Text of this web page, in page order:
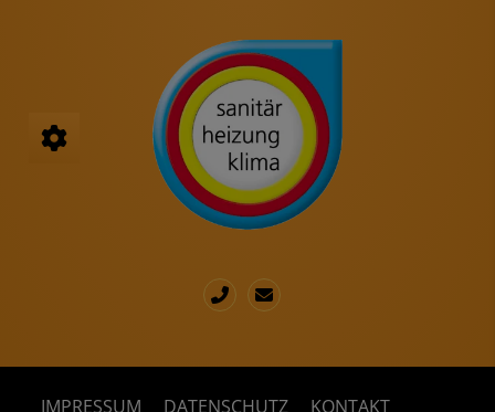
IMPRESSUM DATENSCHUTZ KONTAKT